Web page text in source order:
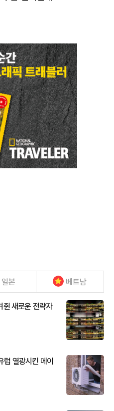
일본 베트남
새로운 전략자
럽 열광시킨 메이